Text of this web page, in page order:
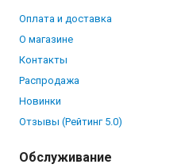
Оплата и доставка
О магазине
Контакты
Распродажа
Новинки
Отзывы (Рейтинг 5.0)
Обслуживание